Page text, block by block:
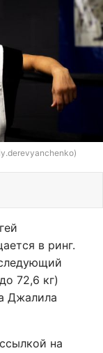
в ринг.
72,6 кг)
Джалила
на